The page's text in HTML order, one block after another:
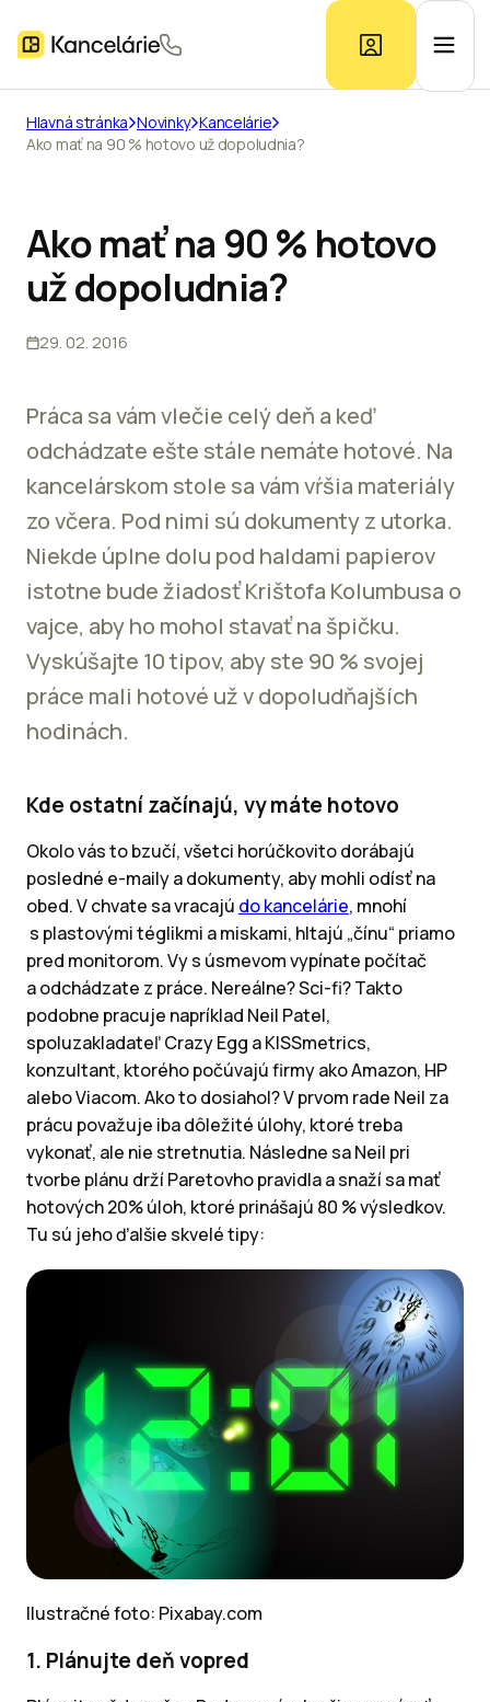
Ponuka kancelárií
Prieskum trhu
Kontakt
Hlavná stránka Novinky Kancelárie
Ako mať na 90 % hotovo už dopoludnia?
Ako mať na 90 % hotovo
už dopoludnia?
29. 02. 2016
Práca sa vám vlečie celý deň a keď
odchádzate ešte stále nemáte hotové. Na
kancelárskom stole sa vám vŕšia materiály
zo včera. Pod nimi sú dokumenty z utorka.
Niekde úplne dolu pod haldami papierov
istotne bude žiadosť Krištofa Kolumbusa o
vajce, aby ho mohol stavať na špičku.
Vyskúšajte 10 tipov, aby ste 90 % svojej
práce mali hotové už v dopoludňajších
hodinách.
Kde ostatní začínajú, vy máte hotovo
Okolo vás to bzučí, všetci horúčkovito dorábajú
posledné e-maily a dokumenty, aby mohli odísť na
obed. V chvate sa vracajú do kancelárie, mnohí
s plastovými téglikmi a miskami, hltajú „čínu“ priamo
pred monitorom. Vy s úsmevom vypínate počítač
a odchádzate z práce. Nereálne? Sci-fi? Takto
podobne pracuje napríklad Neil Patel,
spoluzakladateľ Crazy Egg a KISSmetrics,
konzultant, ktorého počúvajú firmy ako Amazon, HP
alebo Viacom. Ako to dosiahol? V prvom rade Neil za
prácu považuje iba dôležité úlohy, ktoré treba
vykonať, ale nie stretnutia. Následne sa Neil pri
tvorbe plánu drží Paretovho pravidla a snaží sa mať
hotových 20% úloh, ktoré prinášajú 80 % výsledkov.
Tu sú jeho ďalšie skvelé tipy:
Ilustračné foto: Pixabay.com
1. Plánujte deň vopred